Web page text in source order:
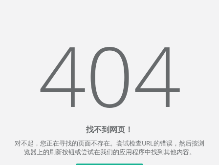
404
找不到网页！
对不起，您正在寻找的页面不存在。尝试检查URL的错误，然后按浏
览器上的刷新按钮或尝试在我们的应用程序中找到其他内容。